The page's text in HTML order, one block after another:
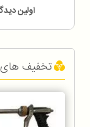
اولین
تخفیف